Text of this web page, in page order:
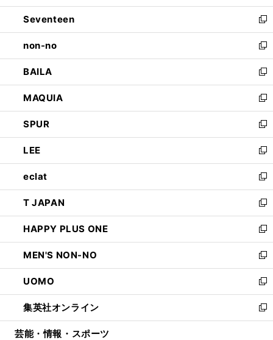
開
く
ウ
で
開
く
ン
ド
ウ
で
開
く
Seventeen
新
し
い
ウ
ィ
ン
ド
ウ
で
開
く
non-no
新
し
い
ウ
ィ
ン
ド
ウ
で
開
く
BAILA
新
し
い
ウ
ィ
ン
ド
ウ
で
開
く
MAQUIA
新
し
い
ウ
ィ
ン
ド
ウ
で
開
く
SPUR
新
し
い
ウ
ィ
ン
ド
ウ
で
開
く
LEE
新
し
い
ウ
ィ
ン
ド
ウ
で
開
く
eclat
新
し
い
ウ
ィ
ン
ド
ウ
で
開
く
T JAPAN
新
し
い
ウ
ィ
ン
ド
ウ
で
開
HAPPY PLUS ONE
新
し
い
ウ
ィ
ン
ド
ウ
MEN'S NON-NO
新
し
い
ウ
ィ
ン
UOMO
新
し
い
ウ
集英社オンライン
新
し
芸能・情報・スポーツ